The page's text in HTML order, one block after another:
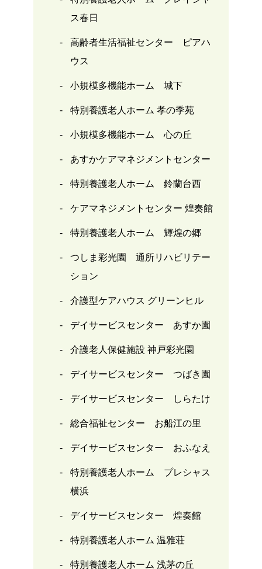
ス春日
高齢者生活福祉センター ピアハ
ウス
小規模多機能ホーム 城下
特別養護老人ホーム 孝の季苑
小規模多機能ホーム 心の丘
あすかケアマネジメントセンター
特別養護老人ホーム 鈴蘭台西
ケアマネジメントセンター 煌奏館
特別養護老人ホーム 輝煌の郷
つしま彩光園 通所リハビリテー
ション
介護型ケアハウス グリーンヒル
デイサービスセンター あすか園
介護老人保健施設 神戸彩光園
デイサービスセンター つばき園
デイサービスセンター しらたけ
総合福祉センター お船江の里
デイサービスセンター おふなえ
特別養護老人ホーム プレシャス
横浜
デイサービスセンター 煌奏館
特別養護老人ホーム 温雅荘
特別養護老人ホーム 浅茅の丘